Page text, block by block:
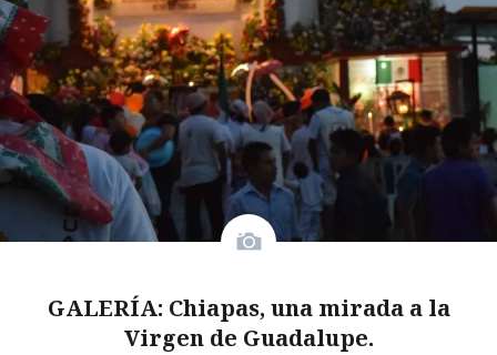
GALERÍA: Chiapas, una mirada a la
Virgen de Guadalupe.